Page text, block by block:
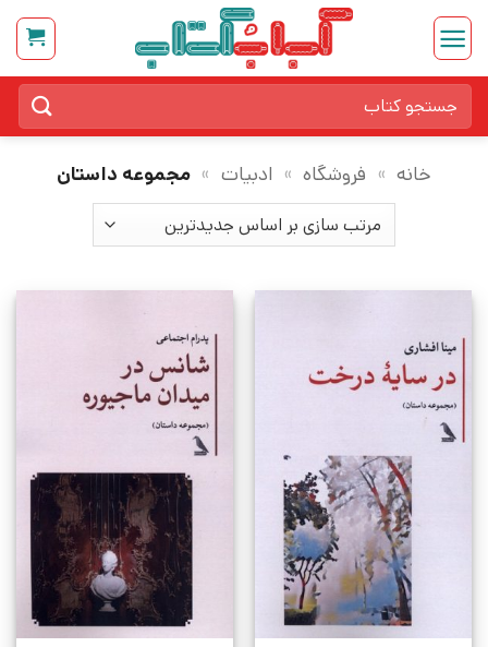
Skip
content
برای:
خانه » فروشگاه » ادبیات » مجموعه داستان